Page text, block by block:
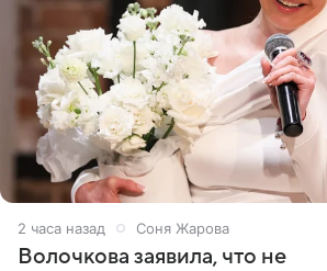
2 часа назад Соня Жарова
Волочкова заявила, что не